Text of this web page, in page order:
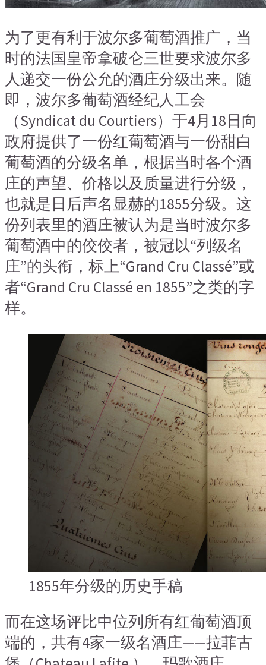
为了更有利于波尔多葡萄酒推广，当
时的法国皇帝拿破仑三世要求波尔多
人递交一份公允的酒庄分级出来。随
即，波尔多葡萄酒经纪人工会
（Syndicat du Courtiers）于4月18日向
政府提供了一份红葡萄酒与一份甜白
葡萄酒的分级名单，根据当时各个酒
庄的声望、价格以及质量进行分级，
也就是日后声名显赫的1855分级。这
份列表里的酒庄被认为是当时波尔多
葡萄酒中的佼佼者，被冠以“列级名
庄”的头衔，标上“Grand Cru Classé”或
者“Grand Cru Classé en 1855”之类的字
样。
1855年分级的历史手稿
而在这场评比中位列所有红葡萄酒顶
端的，共有4家一级名酒庄——拉菲古